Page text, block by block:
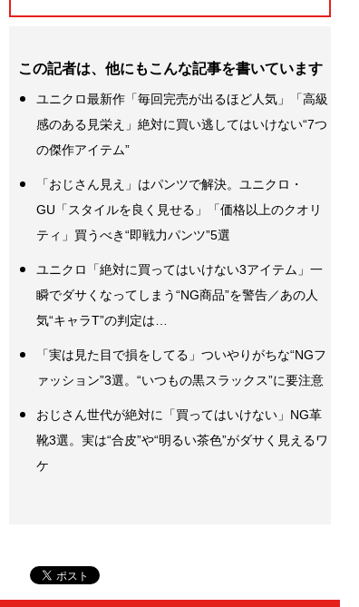
この記者は、他にもこんな記事を書いています
ユニクロ最新作「毎回完売が出るほど人気」「高級
感のある見栄え」絶対に買い逃してはいけない“7つ
の傑作アイテム”
「おじさん見え」はパンツで解決。ユニクロ・
GU「スタイルを良く見せる」「価格以上のクオリ
ティ」買うべき“即戦力パンツ”5選
ユニクロ「絶対に買ってはいけない3アイテム」一
瞬でダサくなってしまう“NG商品”を警告／あの人
気“キャラT”の判定は…
「実は見た目で損をしてる」ついやりがちな“NGフ
ァッション”3選。“いつもの黒スラックス”に要注意
おじさん世代が絶対に「買ってはいけない」NG革
靴3選。実は“合皮”や“明るい茶色”がダサく見えるワ
ケ